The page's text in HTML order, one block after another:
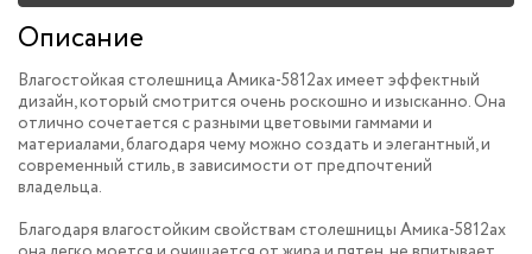
Описание
Влагостойкая столешница Амика-5812ax имеет эффектный
дизайн, который смотрится очень роскошно и изысканно.Она
отлично сочетается с разными цветовыми гаммами и
материалами, благодаря чему можно создать и элегантный, и
современный стиль, в зависимости от предпочтений
владельца.
Благодаря влагостойким свойствам столешницы Амика-5812ax